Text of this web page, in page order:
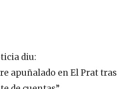
diu:
apuñalado en El Prat tras